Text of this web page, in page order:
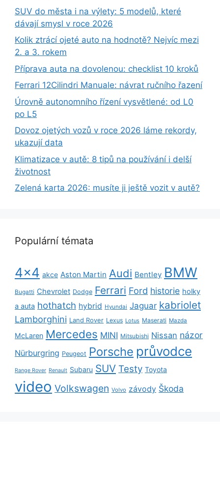
SUV do města i na výlety: 5 modelů, které
dávají smysl v roce 2026
Kolik ztrácí ojeté auto na hodnotě? Nejvíc mezi
2. a 3. rokem
Příprava auta na dovolenou: checklist 10 kroků
Ferrari 12Cilindri Manuale: návrat ručního řazení
Úrovně autonomního řízení vysvětlené: od L0
po L5
Dovoz ojetých vozů v roce 2026 láme rekordy,
ukazují data
Klimatizace v autě: 8 tipů na používání i delší
životnost
Zelená karta 2026: musíte ji ještě vozit v autě?
Populární témata
4x4 akce Aston Martin Audi Bentley BMW
Bugatti Chevrolet Dodge Ferrari Ford historie holky
a auta hothatch hybrid Hyundai Jaguar kabriolet
Lamborghini Land Rover Lexus Lotus Maserati Mazda
McLaren Mercedes MINI Mitsubishi Nissan názor
Nürburgring Peugeot Porsche průvodce
Range Rover Renault Subaru SUV Testy Toyota
video Volkswagen Volvo závody Škoda